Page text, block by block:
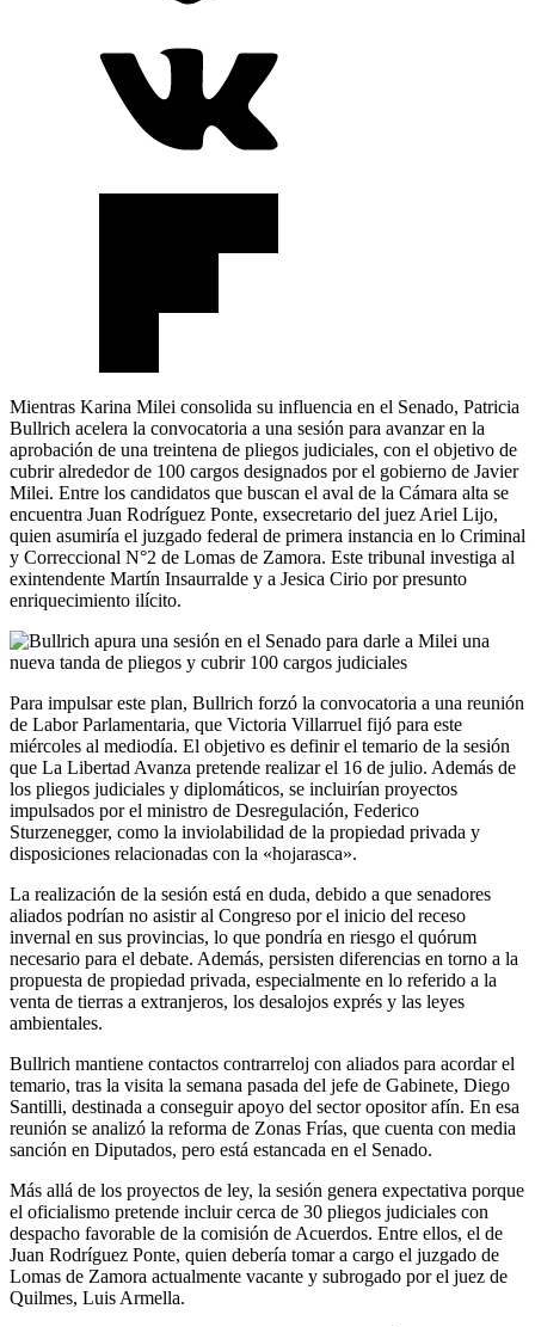
Mientras Karina Milei consolida su influencia en el Senado, Patricia
Bullrich acelera la convocatoria a una sesión para avanzar en la
aprobación de una treintena de pliegos judiciales, con el objetivo de
cubrir alrededor de 100 cargos designados por el gobierno de Javier
Milei. Entre los candidatos que buscan el aval de la Cámara alta se
encuentra Juan Rodríguez Ponte, exsecretario del juez Ariel Lijo,
quien asumiría el juzgado federal de primera instancia en lo Criminal
y Correccional N°2 de Lomas de Zamora. Este tribunal investiga al
exintendente Martín Insaurralde y a Jesica Cirio por presunto
enriquecimiento ilícito.
Para impulsar este plan, Bullrich forzó la convocatoria a una reunión
de Labor Parlamentaria, que Victoria Villarruel fijó para este
miércoles al mediodía. El objetivo es definir el temario de la sesión
que La Libertad Avanza pretende realizar el 16 de julio. Además de
los pliegos judiciales y diplomáticos, se incluirían proyectos
impulsados por el ministro de Desregulación, Federico
Sturzenegger, como la inviolabilidad de la propiedad privada y
disposiciones relacionadas con la «hojarasca».
La realización de la sesión está en duda, debido a que senadores
aliados podrían no asistir al Congreso por el inicio del receso
invernal en sus provincias, lo que pondría en riesgo el quórum
necesario para el debate. Además, persisten diferencias en torno a la
propuesta de propiedad privada, especialmente en lo referido a la
venta de tierras a extranjeros, los desalojos exprés y las leyes
ambientales.
Bullrich mantiene contactos contrarreloj con aliados para acordar el
temario, tras la visita la semana pasada del jefe de Gabinete, Diego
Santilli, destinada a conseguir apoyo del sector opositor afín. En esa
reunión se analizó la reforma de Zonas Frías, que cuenta con media
sanción en Diputados, pero está estancada en el Senado.
Más allá de los proyectos de ley, la sesión genera expectativa porque
el oficialismo pretende incluir cerca de 30 pliegos judiciales con
despacho favorable de la comisión de Acuerdos. Entre ellos, el de
Juan Rodríguez Ponte, quien debería tomar a cargo el juzgado de
Lomas de Zamora actualmente vacante y subrogado por el juez de
Quilmes, Luis Armella.